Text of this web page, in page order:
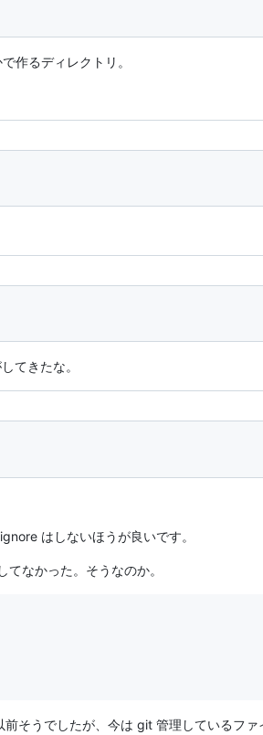
作るディレクトリ。
てきたな。
はしないほうが良いです。
なかった。そうなのか。
そうでしたが、今は git 管理しているフ